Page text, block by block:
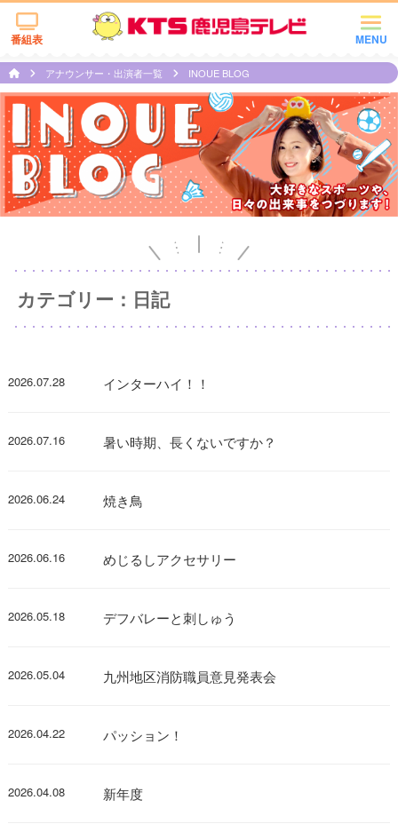
MENU
番組表
アナウンサー・出演者一覧 INOUE BLOG
カテゴリー：日記
2026.07.28 インターハイ！！
2026.07.16 暑い時期、長くないですか？
2026.06.24 焼き鳥
2026.06.16 めじるしアクセサリー
2026.05.18 デフバレーと刺しゅう
2026.05.04 九州地区消防職員意見発表会
2026.04.22 パッション！
2026.04.08 新年度